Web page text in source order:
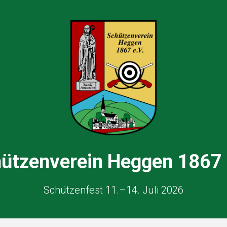
Heggen 1867
Schützenfest 11.–14. Juli 2026